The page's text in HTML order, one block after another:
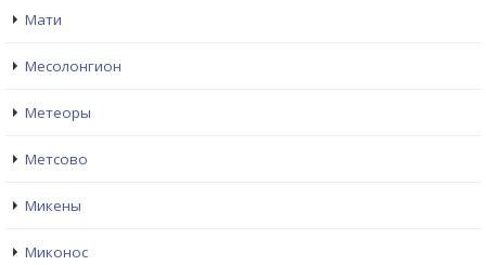
Мати
Месолонгион
Метеоры
Метсово
Микены
Миконос